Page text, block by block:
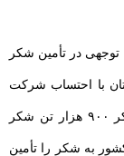
در تأمین شکر
با احتساب شرکت
کارون که ۱۲۰ هزار تن شکر تولید می‌کند، از نیشکر ۹۰۰ هزار تن شکر
حدود ۴۵ درصد نیاز کشور به شکر را تأمین